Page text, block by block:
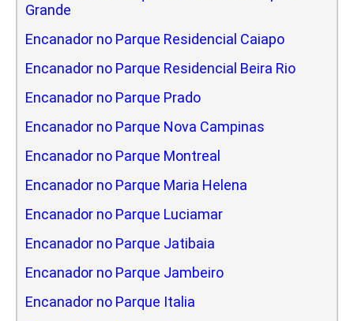
Grande
Encanador no Parque Residencial Caiapo
Encanador no Parque Residencial Beira Rio
Encanador no Parque Prado
Encanador no Parque Nova Campinas
Encanador no Parque Montreal
Encanador no Parque Maria Helena
Encanador no Parque Luciamar
Encanador no Parque Jatibaia
Encanador no Parque Jambeiro
Encanador no Parque Italia